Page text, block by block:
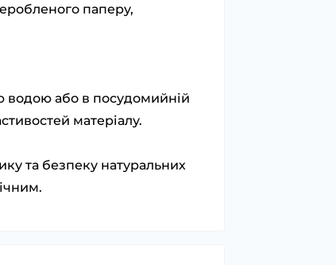
паперу,
водою або в посудомийній
матеріалу.
та безпеку натуральних